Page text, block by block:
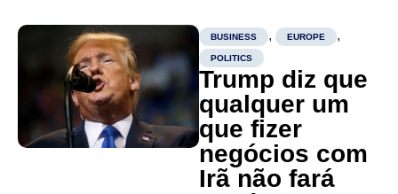
AeroMexico em Durango, no
norte mexicano, no dia 31
de julho, iniciaram ações na
Justiça contra a empresa
aérea em Chicago na
segunda-feira, informou o...
BUSINESS , EUROPE ,
POLITICS
Trump diz que
qualquer um
que fizer
negócios com
Irã não fará